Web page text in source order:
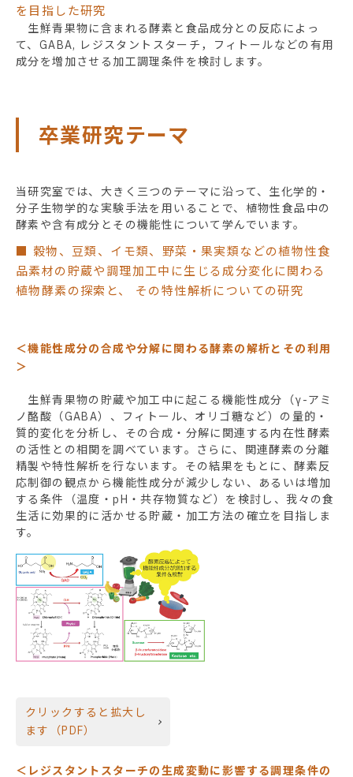
を目指した研究
生鮮青果物に含まれる酵素と食品成分との反応によっ
て、GABA, レジスタントスターチ，フィトールなどの有用
成分を増加させる加工調理条件を検討します。
卒業研究テーマ
当研究室では、大きく三つのテーマに沿って、生化学的・
分子生物学的な実験手法を用いることで、植物性食品中の
酵素や含有成分とその機能性について学んでいます。
■ 穀物、豆類、イモ類、野菜・果実類などの植物性食
品素材の貯蔵や調理加工中に生じる成分変化に関わる
植物酵素の探索と、 その特性解析についての研究
＜機能性成分の合成や分解に関わる酵素の解析とその利用
＞
生鮮青果物の貯蔵や加工中に起こる機能性成分（γ-アミ
ノ酪酸（GABA）、フィトール、オリゴ糖など）の量的・
質的変化を分析し、その合成・分解に関連する内在性酵素
の活性との相関を調べています。さらに、関連酵素の分離
精製や特性解析を行ないます。その結果をもとに、酵素反
応制御の観点から機能性成分が減少しない、あるいは増加
する条件（温度・pH・共存物質など）を検討し、我々の食
生活に効果的に活かせる貯蔵・加工方法の確立を目指しま
す。
クリックすると拡大し
ます（PDF）
＜レジスタントスターチの生成変動に影響する調理条件の